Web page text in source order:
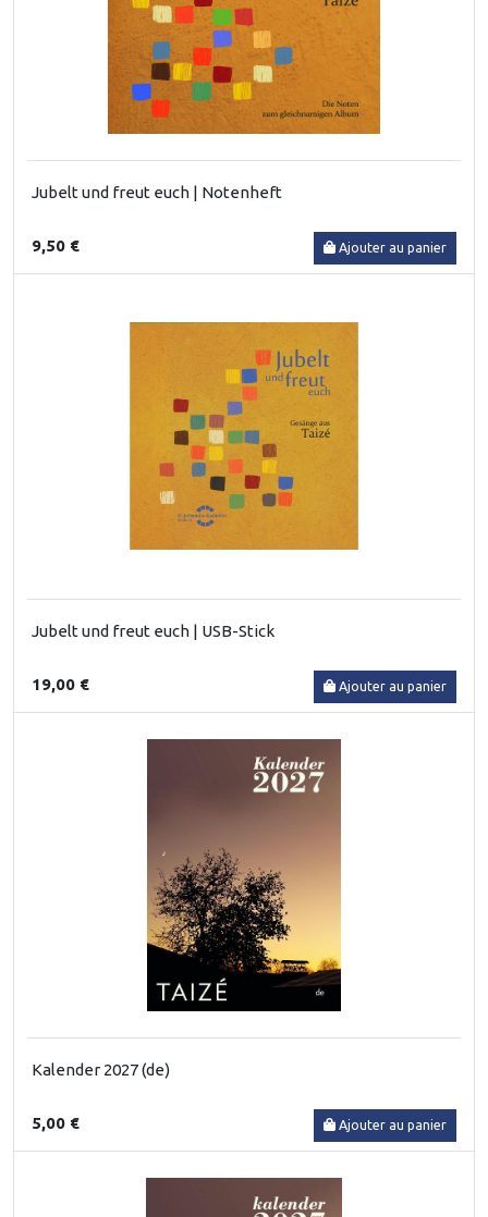
Jubelt und freut euch | Notenheft
9,50 € Ajouter au panier
Jubelt und freut euch | USB-Stick
19,00 € Ajouter au panier
Kalender 2027 (de)
5,00 € Ajouter au panier